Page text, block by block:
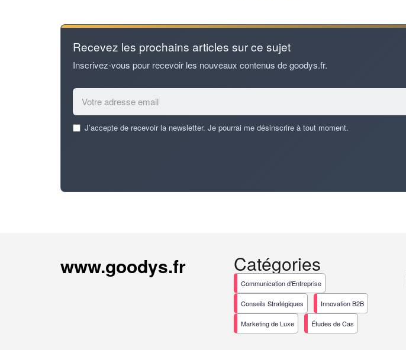
Recevez les prochains articles sur ce sujet
Inscrivez-vous pour recevoir les nouveaux contenus de goodys.fr.
address
J’accepte de recevoir la newsletter. Je pourrai me désinscrire à tout moment.
www.goodys.fr Catégories
Communication d’Entreprise
Conseils Stratégiques Innovation B2B
Marketing de Luxe Études de Cas